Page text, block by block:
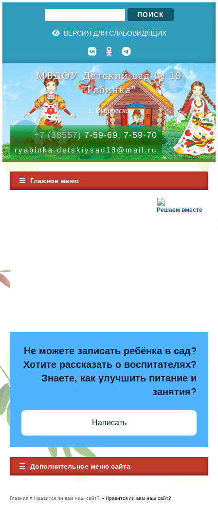
Форма поиска
ВЕРСИЯ ДЛЯ СЛАБОВИДЯЩИХ
МБДОУ Детский сад № 19
"Рябинка"
г. Рубцовска
+7 (38557)7-59-69, 7-59-70
ryabinka.detskiysad19@mail.ru
Главное меню
Решаем вместе
Не можете записать ребёнка в сад?
Хотите рассказать о воспитателях?
Знаете, как улучшить питание и
занятия?
Написать
Дополнительное меню сайта
Главная » Нравится ли вам наш сайт? » Нравится ли вам наш сайт?